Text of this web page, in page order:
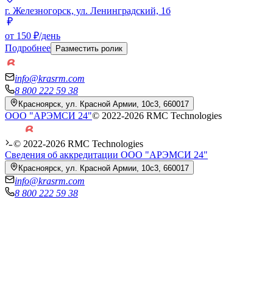
г. Железногорск, ул. Ленинградский, 1б
от 150 ₽/день
Подробнее Разместить ролик
info@krasrm.com
8 800 222 59 38
Красноярск, ул. Красной Армии, 10с3, 660017
ООО "АРЭМСИ 24"© 2022-2026 RMC Technologies
© 2022-2026 RMC Technologies
Сведения об аккредитации ООО "АРЭМСИ 24"
Красноярск, ул. Красной Армии, 10с3, 660017
info@krasrm.com
8 800 222 59 38